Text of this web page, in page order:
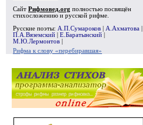
Сайт Рифмовед.org полностью посвящён
стихосложению и русской рифме.
Русские поэты: А.П.Сумароков А.Ахматова
П.А.Вяземский
Е.Баратынский
М.Ю.Лермонтов
Рифма к слову «перебиравшая»